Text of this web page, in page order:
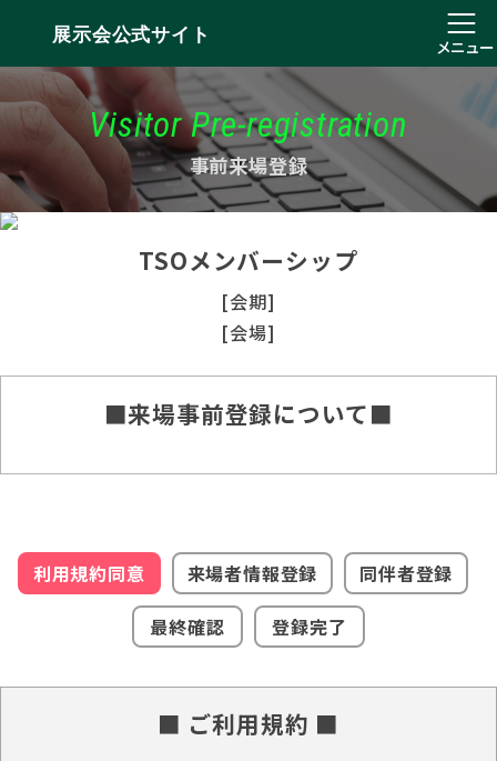
展示会公式サイト
メニュー
Visitor Pre-registration
事前来場登録
TSOメンバーシップ
[会期]
[会場]
■来場事前登録について■
利用規約同意 来場者情報登録
同伴者登録
最終確認
登録完了
■ ご利用規約 ■